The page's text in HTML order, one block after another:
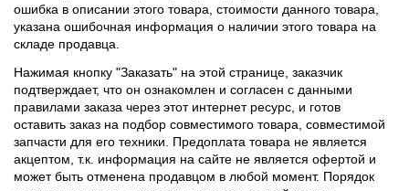
ошибка в описании этого товара, стоимости данного товара,
указана ошибочная информация о наличии этого товара на
складе продавца.
Нажимая кнопку "Заказать" на этой странице, заказчик
подтверждает, что он ознакомлен и согласен с данными
правилами заказа через этот интернет ресурс, и готов
оставить заказ на подбор совместимого товара, совместимой
запчасти для его техники. Предоплата товара не является
акцептом, т.к. информация на сайте не является офертой и
может быть отменена продавцом в любой момент. Порядок